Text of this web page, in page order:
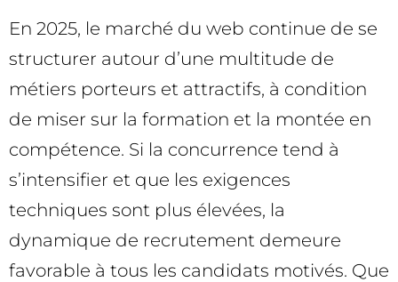
En 2025, le marché du web continue de se
structurer autour d’une multitude de
métiers porteurs et attractifs, à condition
de miser sur la formation et la montée en
compétence. Si la concurrence tend à
s’intensifier et que les exigences
techniques sont plus élevées, la
dynamique de recrutement demeure
favorable à tous les candidats motivés. Que